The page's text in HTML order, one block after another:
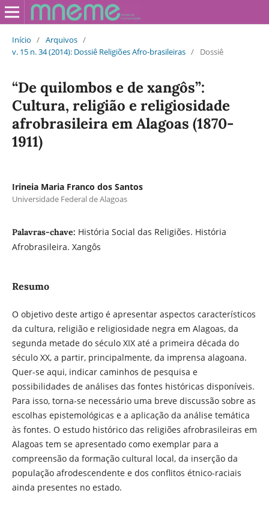
Início / Arquivos /
v. 15 n. 34 (2014): Dossiê Religiões Afro-brasileiras / Dossiê
“De quilombos e de xangôs”:
Cultura, religião e religiosidade
afrobrasileira em Alagoas (1870-
1911)
Irineia Maria Franco dos Santos
Universidade Federal de Alagoas
Palavras-chave: História Social das Religiões. História
Afrobrasileira. Xangôs
Resumo
O objetivo deste artigo é apresentar aspectos característicos
da cultura, religião e religiosidade negra em Alagoas, da
segunda metade do século XIX até a primeira década do
século XX, a partir, principalmente, da imprensa alagoana.
Quer-se aqui, indicar caminhos de pesquisa e
possibilidades de análises das fontes históricas disponíveis.
Para isso, torna-se necessário uma breve discussão sobre as
escolhas epistemológicas e a aplicação da análise temática
às fontes. O estudo histórico das religiões afrobrasileiras em
Alagoas tem se apresentado como exemplar para a
compreensão da formação cultural local, da inserção da
população afrodescendente e dos conflitos étnico-raciais
ainda presentes no estado.